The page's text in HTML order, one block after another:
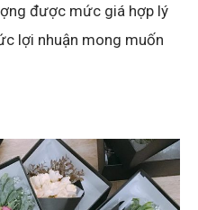
được mức giá hợp lý
lợi nhuận mong muốn